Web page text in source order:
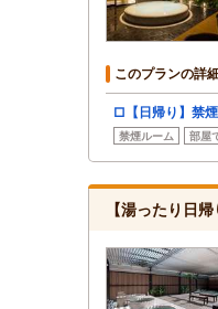
このプランの詳
□【日帰り】禁
禁煙ルーム 部屋
【湯ったり日